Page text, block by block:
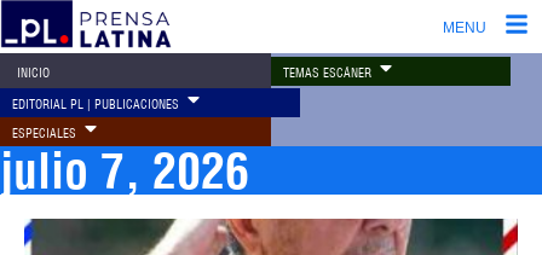
MENU
INICIO TEMAS ESCÁNER
EDITORIAL PL | PUBLICACIONES
ESPECIALES
julio 7, 2026